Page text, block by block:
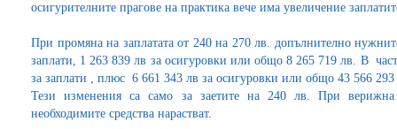
осигурителните прагове на практика вече има увеличение
При промяна на заплатата от 240 на 270 лв. допълнително
заплати, 1 263 839 лв за осигуровки или общо 8 265 719 лв. В
за заплати , плюс 6 661 343 лв за осигуровки или общо 43 566
Тези изменения са само за заетите на 240 лв. При
необходимите средства нарастват.